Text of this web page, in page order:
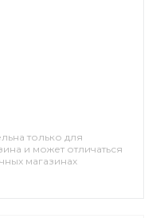
только для
и может отличаться
магазинах